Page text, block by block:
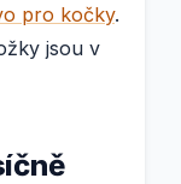
pro kočky.
jsou v